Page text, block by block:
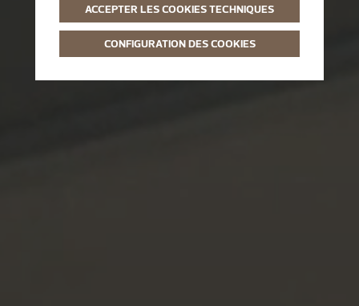
ACCEPTER LES COOKIES TECHNIQUES
CONFIGURATION DES COOKIES